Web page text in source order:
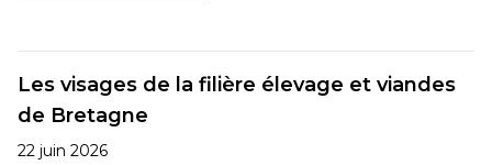
Les visages de la filière élevage et viandes
de Bretagne
22 juin 2026